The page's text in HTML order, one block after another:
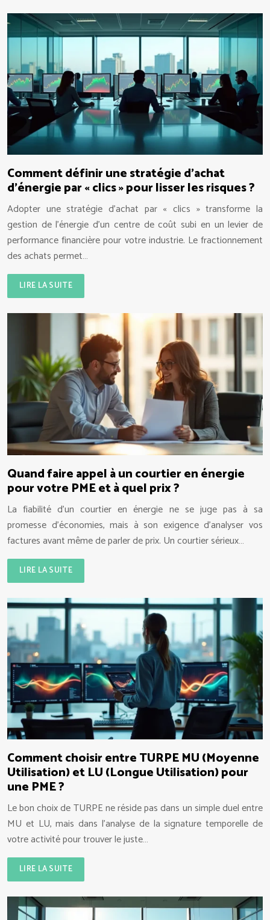
Comment définir une stratégie d’achat
d’énergie par « clics » pour lisser les risques ?
Adopter une stratégie d’achat par « clics » transforme la
gestion de l’énergie d’un centre de coût subi en un levier de
performance financière pour votre industrie. Le fractionnement
des achats permet…
LIRE LA SUITE
Quand faire appel à un courtier en énergie
pour votre PME et à quel prix ?
La fiabilité d’un courtier en énergie ne se juge pas à sa
promesse d’économies, mais à son exigence d’analyser vos
factures avant même de parler de prix. Un courtier sérieux…
LIRE LA SUITE
Comment choisir entre TURPE MU (Moyenne
Utilisation) et LU (Longue Utilisation) pour
une PME ?
Le bon choix de TURPE ne réside pas dans un simple duel entre
MU et LU, mais dans l’analyse de la signature temporelle de
votre activité pour trouver le juste…
LIRE LA SUITE